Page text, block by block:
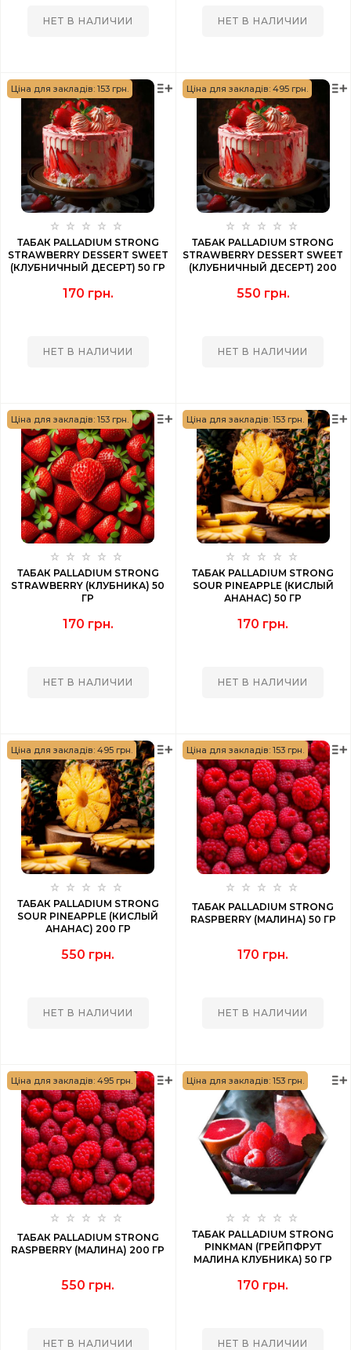
НЕТ В НАЛИЧИИ НЕТ В НАЛИЧИИ
Ціна для закладів: 153 грн.
ТАБАК PALLADIUM STRONG
STRAWBERRY DESSERT SWEET
(КЛУБНИЧНЫЙ ДЕСЕРТ) 50 ГР
170 грн.
НЕТ В НАЛИЧИИ
Ціна для закладів: 495 грн.
ТАБАК PALLADIUM STRONG
STRAWBERRY DESSERT SWEET
(КЛУБНИЧНЫЙ ДЕСЕРТ) 200
550 грн.
НЕТ В НАЛИЧИИ
Ціна для закладів: 153 грн.
ТАБАК PALLADIUM STRONG
STRAWBERRY (КЛУБНИКА) 50
ГР
170 грн.
НЕТ В НАЛИЧИИ
Ціна для закладів: 153 грн.
ТАБАК PALLADIUM STRONG
SOUR PINEAPPLE (КИСЛЫЙ
АНАНАС) 50 ГР
170 грн.
НЕТ В НАЛИЧИИ
Ціна для закладів: 495 грн.
ТАБАК PALLADIUM STRONG
SOUR PINEAPPLE (КИСЛЫЙ
АНАНАС) 200 ГР
550 грн.
НЕТ В НАЛИЧИИ
Ціна для закладів: 153 грн.
ТАБАК PALLADIUM STRONG
RASPBERRY (МАЛИНА) 50 ГР
170 грн.
НЕТ В НАЛИЧИИ
Ціна для закладів: 495 грн.
ТАБАК PALLADIUM STRONG
RASPBERRY (МАЛИНА) 200 ГР
550 грн.
НЕТ В НАЛИЧИИ
Ціна для закладів: 153 грн.
ТАБАК PALLADIUM STRONG
PINKMAN (ГРЕЙПФРУТ
МАЛИНА КЛУБНИКА) 50 ГР
170 грн.
НЕТ В НАЛИЧИИ